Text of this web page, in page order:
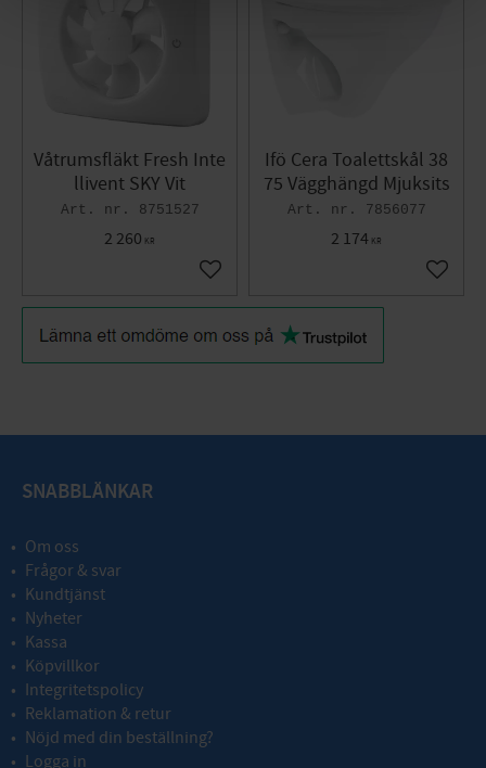
Våtrumsfläkt Fresh Inte
llivent SKY Vit
8751527
2 260 KR
Lägg till i favoriter
Ifö Cera Toalettskål 38
75 Vägghängd Mjuksits
7856077
2 174 KR
Lägg
SNABBLÄNKAR
Om oss
Frågor & svar
Kundtjänst
Nyheter
Kassa
Köpvillkor
Integritetspolicy
Reklamation & retur
Nöjd med din beställning?
Logga in